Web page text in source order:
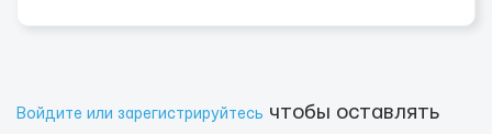
Войдите или зарегистрируйтесь чтобы оставлять